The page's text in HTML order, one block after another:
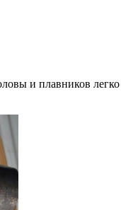
и плавников